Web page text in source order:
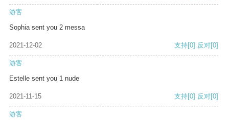
游客
Sophia sent you 2 messa
2021-12-02 支持[0] 反对[0]
游客
Estelle sent you 1 nude
2021-11-15 支持[0] 反对[0]
游客